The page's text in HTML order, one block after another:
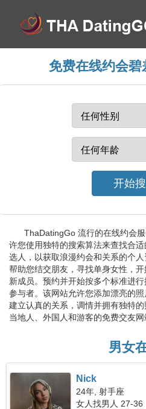
免费在线约会碧
ThaDatingGo 流行的在线约会
许您使用独特的搜索算法来查找合
选人，以获取浪漫约会和关系的个
帮助您结交朋友，寻找单身女性，
新成员。预约并开始按多个标准进
参与者。该网站允许您添加漂亮的
建立认真的关系，调情并拥有独特
当地人、外国人和游客的免费交友网
男女
Nick
24年, 射手座
女人找男人 27-36